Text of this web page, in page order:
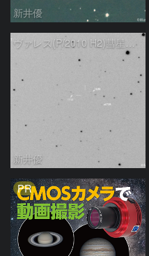
新井優
ヴァレス(P/2010 H2)彗星の予報位置
新井優
PR